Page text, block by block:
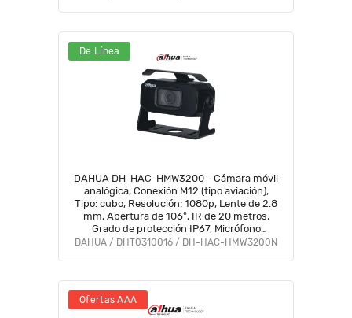
De Línea
DAHUA DH-HAC-HMW3200 - Cámara móvil
analógica, Conexión M12 (tipo aviación),
Tipo: cubo, Resolución: 1080p, Lente de 2.8
mm, Apertura de 106°, IR de 20 metros,
Grado de protección IP67, Micrófono
integrado, Material metálico
DAHUA / DHT0310016 / DH-HAC-HMW3200N
Ofertas AAA